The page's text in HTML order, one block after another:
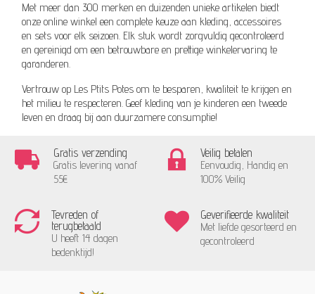
Met meer dan 300 merken en duizenden unieke artikelen biedt
onze online winkel een complete keuze aan kleding, accessoires
en sets voor elk seizoen. Elk stuk wordt zorgvuldig gecontroleerd
en gereinigd om een betrouwbare en prettige winkelervaring te
garanderen.
Vertrouw op Les Ptits Potes om te besparen, kwaliteit te krijgen en
het milieu te respecteren. Geef kleding van je kinderen een tweede
leven en draag bij aan duurzamere consumptie!
Gratis verzending
Gratis levering vanaf
55€
Veilig betalen
Eenvoudig, Handig en
100% Veilig
Tevreden of
terugbetaald
U heeft 14 dagen
bedenktijd!
Geverifieerde kwaliteit
Met liefde gesorteerd en
gecontroleerd